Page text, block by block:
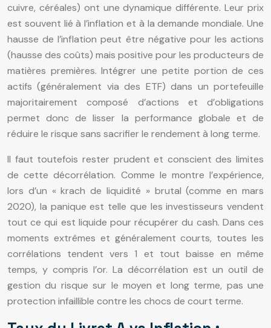
cuivre, céréales) ont une dynamique différente. Leur prix
est souvent lié à l’inflation et à la demande mondiale. Une
hausse de l’inflation peut être négative pour les actions
(hausse des coûts) mais positive pour les producteurs de
matières premières. Intégrer une petite portion de ces
actifs (généralement via des ETF) dans un portefeuille
majoritairement composé d’actions et d’obligations
permet donc de lisser la performance globale et de
réduire le risque sans sacrifier le rendement à long terme.
Il faut toutefois rester prudent et conscient des limites
de cette décorrélation. Comme le montre l’expérience,
lors d’un « krach de liquidité » brutal (comme en mars
2020), la panique est telle que les investisseurs vendent
tout ce qui est liquide pour récupérer du cash. Dans ces
moments extrêmes et généralement courts, toutes les
corrélations tendent vers 1 et tout baisse en même
temps, y compris l’or. La décorrélation est un outil de
gestion du risque sur le moyen et long terme, pas une
protection infaillible contre les chocs de court terme.